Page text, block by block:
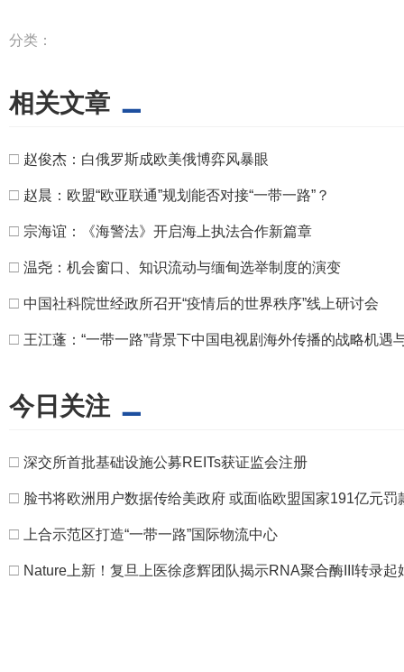
分类：
相关文章
□ 赵俊杰：白俄罗斯成欧美俄博弈风暴眼
□ 赵晨：欧盟“欧亚联通”规划能否对接“一带一路”？
□ 宗海谊：《海警法》开启海上执法合作新篇章
□ 温尧：机会窗口、知识流动与缅甸选举制度的演变
□ 中国社科院世经政所召开“疫情后的世界秩序”线上研讨会
□ 王江蓬：“一带一路”背景下中国电视剧海外传播的战略机遇
今日关注
□ 深交所首批基础设施公募REITs获证监会注册
□ 脸书将欧洲用户数据传给美政府 或面临欧盟国家191亿元罚
□ 上合示范区打造“一带一路”国际物流中心
□ Nature上新！复旦上医徐彦辉团队揭示RNA聚合酶III转录起